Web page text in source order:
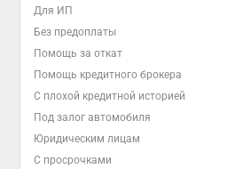
Для ИП
Без предоплаты
Помощь за откат
Помощь кредитного брокера
С плохой кредитной историей
Под залог автомобиля
Юридическим лицам
С просрочками